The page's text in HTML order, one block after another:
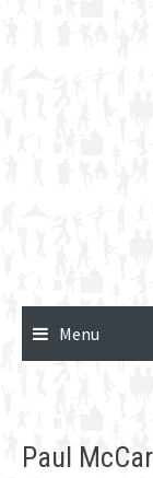
Menu
Paul